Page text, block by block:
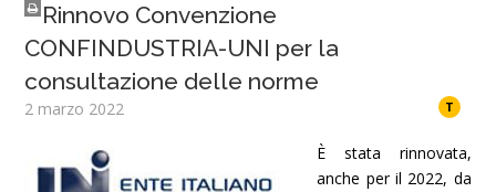
Rinnovo Convenzione
CONFINDUSTRIA-UNI per la
consultazione delle norme
2 marzo 2022 T
È stata rinnovata,
anche per il 2022, da